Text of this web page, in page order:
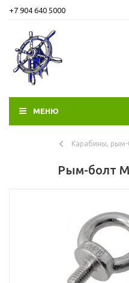
+7 904 640 5000
МЕНЮ
Карабины, рым-
Рым-болт